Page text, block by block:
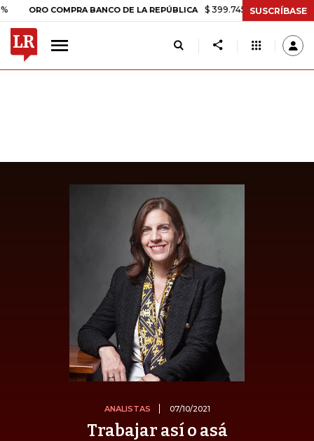
COMPRA BANCO DE LA REPÚBLICA $ 399.745,16 +$ 2.295,71 +0,58%
SUSCRÍBASE
ANALISTAS 07/10/2021
Trabajar así o asá